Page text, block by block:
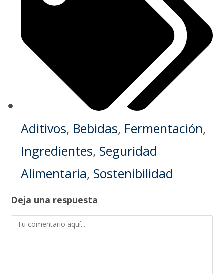
Aditivos, Bebidas, Fermentación,
Ingredientes, Seguridad
Alimentaria, Sostenibilidad
Deja una respuesta